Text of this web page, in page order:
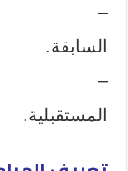
– تلخيص
السابقة.
– توضيح
المستقبلية.